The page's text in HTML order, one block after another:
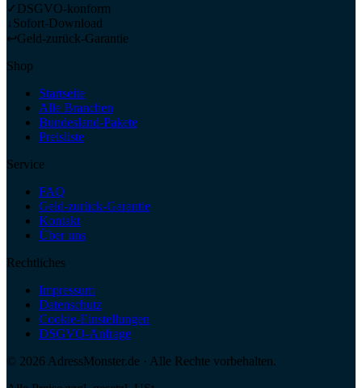
✓ DSGVO-konform
↓Sofort-Download
↩Geld-zurück-Garantie
Shop
Startseite
Alle Branchen
Bundesland-Pakete
Preisliste
Service
FAQ
Geld-zurück-Garantie
Kontakt
Über uns
Rechtliches
Impressum
Datenschutz
Cookie-Einstellungen
DSGVO-Anfrage
© 2026 AdressMonster.de · Alle Rechte vorbehalten.